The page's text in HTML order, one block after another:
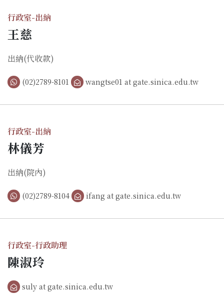
行政室-出納
王慈
出納(代收款)
(02)2789-8101 wangtse01 at gate.sinica.edu.tw
行政室-出納
林儀芳
出納(院內)
(02)2789-8104 ifang at gate.sinica.edu.tw
行政室-行政助理
陳淑玲
suly at gate.sinica.edu.tw